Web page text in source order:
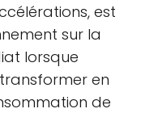
est
sur la
lorsque
en
de